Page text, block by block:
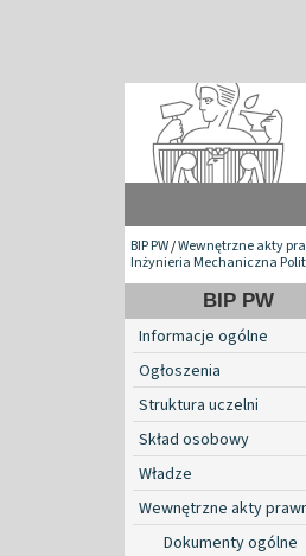
BIP PW/Wewnętrzne akty
Inżynieria Mechaniczna
BIP PW
Informacje ogólne
Ogłoszenia
Struktura uczelni
Skład osobowy
Władze
Wewnętrzne akty
Dokumenty ogólne